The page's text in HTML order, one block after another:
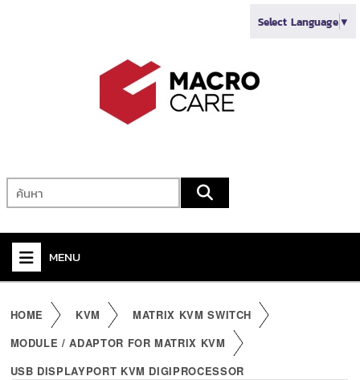
Select Language▼
MENU
KVM
HOME KVM
MATRIX KVM SWITCH
MODULE / ADAPTOR FOR MATRIX KVM
USB DISPLAYPORT KVM DIGIPROCESSOR